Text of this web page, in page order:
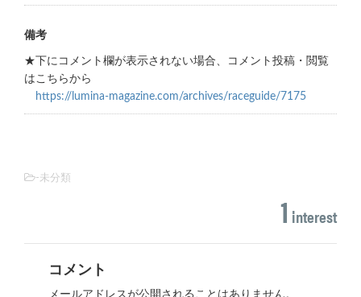
備考
★下にコメント欄が表示されない場合、コメント投稿・閲覧
はこちらから
https://lumina-magazine.com/archives/raceguide/7175
-未分類
1 interest
コメント
メールアドレスが公開されることはありません。